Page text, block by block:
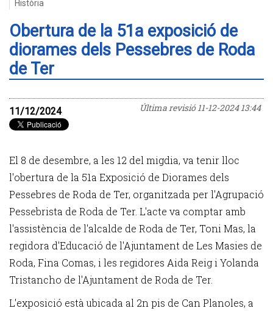
Història
Obertura de la 51a exposició de
diorames dels Pessebres de Roda
de Ter
Última revisió11-12-2024 13:44
11/12/2024
El 8 de desembre, a les 12 del migdia, va tenir lloc
l'obertura de la 51a Exposició de Diorames dels
Pessebres de Roda de Ter, organitzada per l'Agrupació
Pessebrista de Roda de Ter. L'acte va comptar amb
l'assistència de l'alcalde de Roda de Ter, Toni Mas, la
regidora d'Educació de l'Ajuntament de Les Masies de
Roda, Fina Comas, i les regidores Aida Reig i Yolanda
Tristancho de l'Ajuntament de Roda de Ter.
L'exposició està ubicada al 2n pis de Can Planoles, a